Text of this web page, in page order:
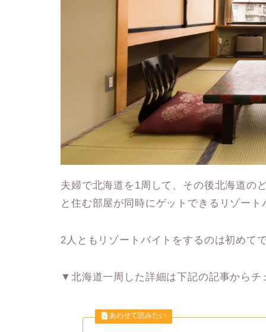
夫婦で北海道を1周して、その後北海道の
と住む部屋が同時にゲットできるリゾー
2人ともリゾートバイトをするのは初めて
▼北海道一周した詳細は下記の記事からチ